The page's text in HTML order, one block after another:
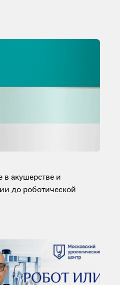
в акушерстве и
до роботической